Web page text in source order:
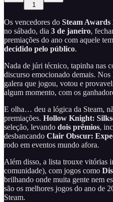
1
Os vencedores do Steam Awards
no sábado, dia 3 de janeiro,
premiações do ano com aquele
decidido pelo público.
Nada de júri técnico, tapinha nas
discurso emocionado demais. Nos
galera que jogou, votou e
algum momento, com os
E olha… deu a lógica da Steam,
premiações. Hollow Knight:
seleção, levando dois prêmios,
desbancando Clair Obscur:
rodo em eventos mundo afora.
Além disso, a lista trouxe vitórias
comunidade), com jogos como
brilhando onde muita gente nem
são os melhores jogos do ano de
Steam.